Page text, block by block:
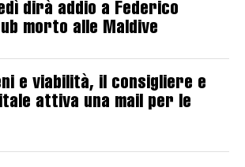
dirà addio a Federico
morto alle Maldive
e viabilità, il consigliere e
attiva una mail per le